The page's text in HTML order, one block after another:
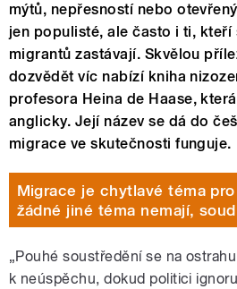
mýtů, nepřesností nebo
jen populisté, ale často i ti, kteří
migrantů zastávají. Skvělou
dozvědět víc nabízí kniha
profesora Heina de Haase,
anglicky. Její název se dá do
migrace ve skutečnosti funguje.
Migrace je chytlavé téma
žádné jiné téma nemají,
„Pouhé soustředění se na
k neúspěchu, dokud politici